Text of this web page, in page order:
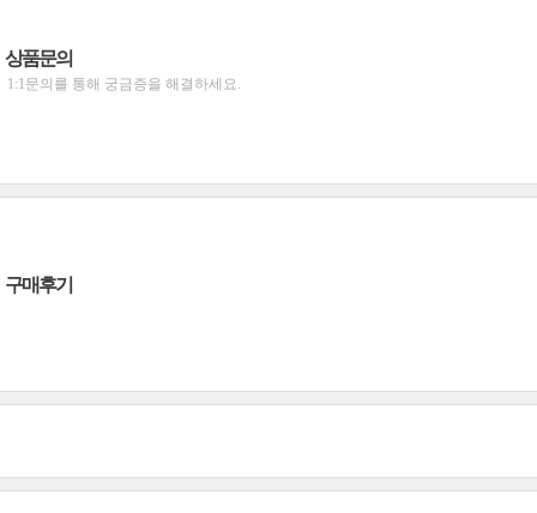
상품문의
1:1문의를 통해 궁금증을 해결하세요.
구매후기